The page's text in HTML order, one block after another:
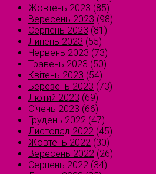
Жовтень 2023 (85)
Вересень 2023 (98)
Серпень 2023 (81)
Липень 2023 (55)
Червень 2023 (73)
Травень 2023 (50)
Квітень 2023 (54)
Березень 2023 (73)
Лютий 2023 (69)
Січень 2023 (66)
Грудень 2022 (47)
Листопад 2022 (45)
Жовтень 2022 (30)
Вересень 2022 (26)
Серпень 2022 (34)